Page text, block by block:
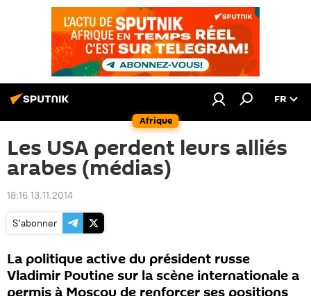
Afrique
FR
Les USA perdent leurs alliés
arabes (médias)
18:16 13.11.2014
S'abonner
La politique active du président russe
Vladimir Poutine sur la scène internationale a